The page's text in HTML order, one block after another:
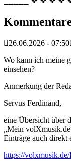
26.06.2026 - 07:50
Wo kann ich meine
einsehen?
Anmerkung der
Servus Ferdinand,
eine Übersicht über
„Mein
Einträge auch direkt
https://